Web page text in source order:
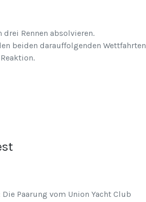
Rennen absolvieren.
beiden darauffolgenden Wettfahrten
Paarung vom Union Yacht Club